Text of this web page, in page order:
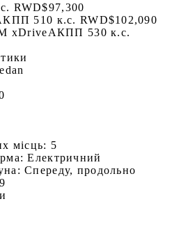
RWD$97,300
510 к.с. RWD$102,090
xDriveАКПП 530 к.с.
місць: 5
Електричний
Спереду, продольно